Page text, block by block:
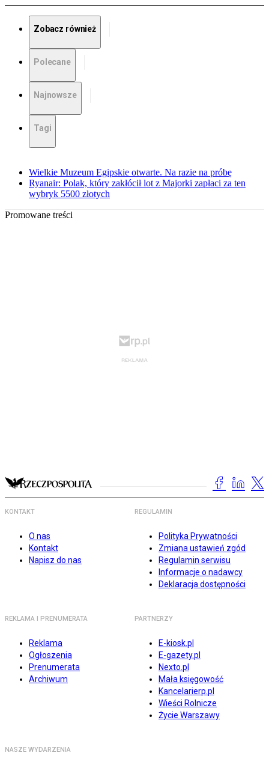
Zobacz również
Polecane
Najnowsze
Tagi
Wielkie Muzeum Egipskie otwarte. Na razie na próbę
Ryanair: Polak, który zakłócił lot z Majorki zapłaci za ten
wybryk 5500 złotych
Promowane treści
KONTAKT
O nas
Kontakt
Napisz do nas
REGULAMIN
Polityka Prywatności
Zmiana ustawień zgód
Regulamin serwisu
Informacje o nadawcy
Deklaracja dostępności
REKLAMA I PRENUMERATA
Reklama
Ogłoszenia
Prenumerata
Archiwum
PARTNERZY
E-kiosk.pl
E-gazety.pl
Nexto.pl
Mała księgowość
Kancelarierp.pl
Wieści Rolnicze
Życie Warszawy
NASZE WYDARZENIA